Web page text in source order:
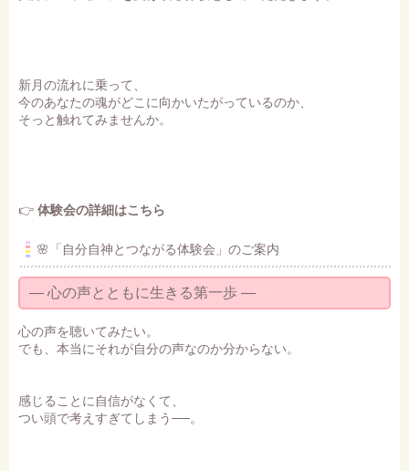
新月の流れに乗って、
今のあなたの魂がどこに向かいたがっているのか、
そっと触れてみませんか。
👉 体験会の詳細はこちら
🌸「自分自神とつながる体験会」のご案内
― 心の声とともに生きる第一歩 ―
心の声を聴いてみたい。
でも、本当にそれが自分の声なのか分からない。
感じることに自信がなくて、
つい頭で考えすぎてしまう──。